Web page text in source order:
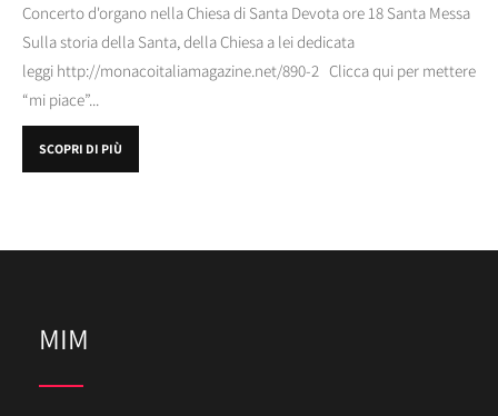
Concerto d'organo nella Chiesa di Santa Devota ore 18 Santa Messa
Sulla storia della Santa, della Chiesa a lei dedicata
leggi http://monacoitaliamagazine.net/890-2 Clicca qui per mettere
“mi piace”...
SCOPRI DI PIÙ
MIM